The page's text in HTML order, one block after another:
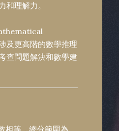
和理解力。
及更高階的數學推理
查問題解決和數學建
相等，總分範圍為